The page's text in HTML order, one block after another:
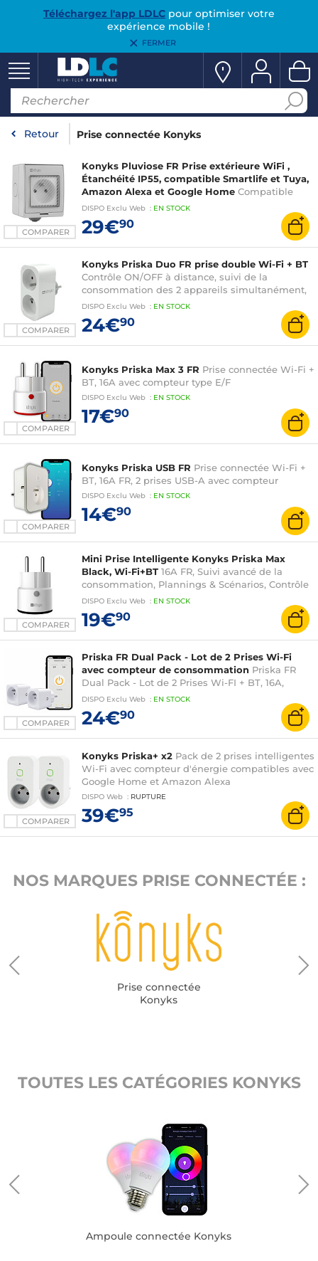
Téléchargez l'app LDLCpour optimiser votre
expérience mobile !
FERMER
Retour Prise connectée Konyks
COMPARER
Konyks Pluviose FR Prise extérieure WiFi ,
Étanchéité IP55, compatible Smartlife et Tuya,
Amazon Alexa et Google Home Compatible
Smartlife et Tuya, Amazon Alexa et Google
DISPO Exclu Web : EN STOCK
29€90
COMPARER
Konyks Priska Duo FR prise double Wi-Fi + BT
Contrôle ON/OFF à distance, suivi de la
consommation des 2 appareils simultanément,
compatible Smartlife et Tuya, Amazon Alexa et
Google Home
DISPO Exclu Web : EN STOCK
24€90
COMPARER
Konyks Priska Max 3 FR Prise connectée Wi-Fi +
BT, 16A avec compteur type E/F
DISPO Exclu Web : EN STOCK
17€90
COMPARER
Konyks Priska USB FR Prise connectée Wi-Fi +
BT, 16A FR, 2 prises USB-A avec compteur
DISPO Exclu Web : EN STOCK
14€90
COMPARER
Mini Prise Intelligente Konyks Priska Max
Black, Wi-Fi+BT 16A FR, Suivi avancé de la
consommation, Plannings & Scénarios, Contrôle
vocal Alexa, Google Home, compatible Tuya et
Smartlife
DISPO Exclu Web : EN STOCK
19€90
COMPARER
Priska FR Dual Pack - Lot de 2 Prises Wi-Fi
avec compteur de consommation Priska FR
Dual Pack - Lot de 2 Prises Wi-FI + BT, 16A,
compteur de consommation, programmes,
minuteries et scénarios compatible Alexa et
Google Home
DISPO Exclu Web : EN STOCK
24€90
COMPARER
Konyks Priska+ x2 Pack de 2 prises intelligentes
Wi-Fi avec compteur d'énergie compatibles avec
Google Home et Amazon Alexa
DISPO Web : RUPTURE
39€95
NOS MARQUES PRISE CONNECTÉE :
Prise connectée
Konyks
TOUTES LES CATÉGORIES KONYKS
Ampoule connectée Konyks